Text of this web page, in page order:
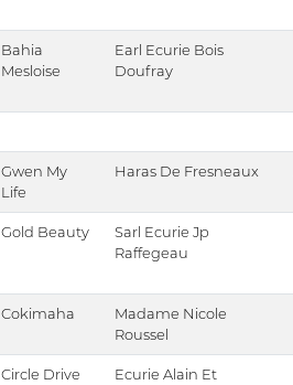
Bahia
Mesloise
Earl Ecurie Bois
Doufray
Gwen My
Life
Haras De Fresneaux
Gold Beauty
Sarl Ecurie Jp
Raffegeau
Cokimaha
Madame Nicole
Roussel
Circle Drive
Ecurie Alain Et